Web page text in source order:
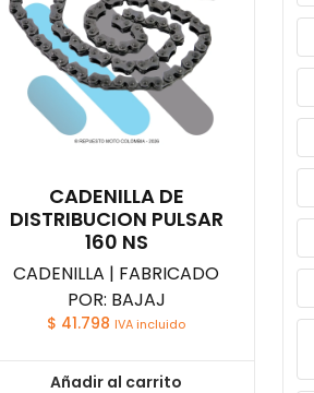
CADENILLA DE
DISTRIBUCION PULSAR
160 NS
CADENILLA | FABRICADO
POR: BAJAJ
$ 41.798 IVA incluido
Añadir al carrito